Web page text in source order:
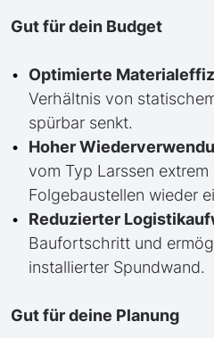
Gut für dein Budget
Optimierte
Verhältnis von
spürbar senkt.
Hoher
vom Typ Larssen
Folgebaustellen wieder
Reduzierter
Baufortschritt und
installierter Spundwand.
Gut für deine Planung